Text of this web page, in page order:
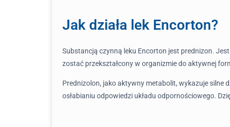
Jak działa lek Encorton?
Substancją czynną leku Encorton jest prednizon.
zostać przekształcony w organizmie do aktywnej
Prednizolon, jako aktywny metabolit, wykazuje silne
osłabianiu odpowiedzi układu odpornościowego.